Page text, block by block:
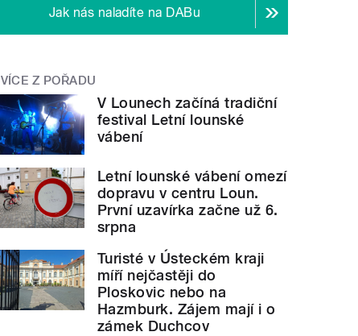
Jak nás naladíte na DABu
VÍCE Z POŘADU
V Lounech začíná tradiční
festival Letní lounské
vábení
Letní lounské vábení omezí
dopravu v centru Loun.
První uzavírka začne už 6.
srpna
Turisté v Ústeckém kraji
míří nejčastěji do
Ploskovic nebo na
Hazmburk. Zájem mají i o
zámek Duchcov